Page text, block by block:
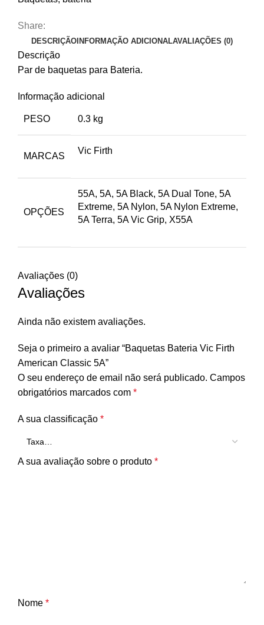
Share:
DESCRIÇÃOINFORMAÇÃO ADICIONALAVALIAÇÕES (0)
Descrição
Par de baquetas para Bateria.
Informação adicional
PESO 0.3 kg
MARCAS
Vic Firth
OPÇÕES
55A, 5A, 5A Black, 5A Dual Tone, 5A
Extreme, 5A Nylon, 5A Nylon Extreme,
5A Terra, 5A Vic Grip, X55A
Avaliações (0)
Avaliações
Ainda não existem avaliações.
Seja o primeiro a avaliar “Baquetas Bateria Vic Firth
American Classic 5A”
O seu endereço de email não será publicado. Campos
obrigatórios marcados com *
A sua classificação *
A sua avaliação sobre o produto *
Nome *